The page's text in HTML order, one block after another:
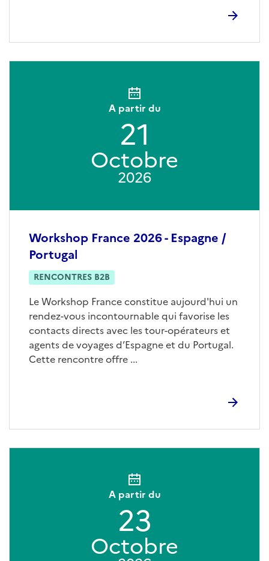
Workshop France 2026 - Espagne /
Portugal
RENCONTRES B2B
Le Workshop France constitue aujourd'hui un
rendez-vous incontournable qui favorise les
contacts directs avec les tour-opérateurs et
agents de voyages d’Espagne et du Portugal.
Cette rencontre offre ...
A partir du
21
Octobre
2026
A partir du
23
Octobre